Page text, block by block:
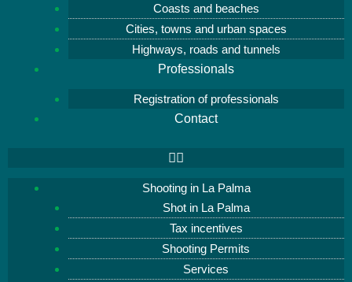
Coasts and beaches
Cities, towns and urban spaces
Highways, roads and tunnels
Professionals
Registration of professionals
Contact
Shooting in La Palma
Shot in La Palma
Tax incentives
Shooting Permits
Services